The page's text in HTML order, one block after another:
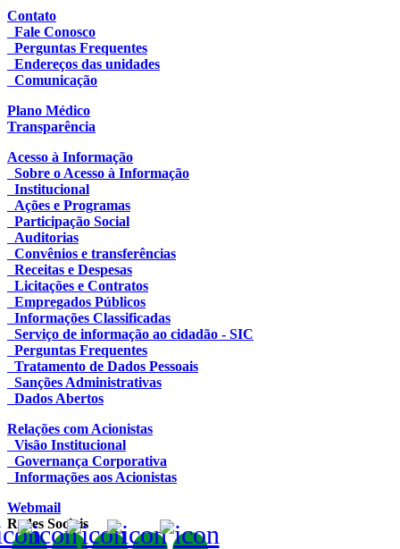
Contato
Fale Conosco
Perguntas Frequentes
Endereços das unidades
Comunicação
Plano Médico
Transparência
Acesso à Informação
Sobre o Acesso à Informação
Institucional
Ações e Programas
Participação Social
Auditorias
Convênios e transferências
Receitas e Despesas
Licitações e Contratos
Empregados Públicos
Informações Classificadas
Serviço de informação ao cidadão - SIC
Perguntas Frequentes
Tratamento de Dados Pessoais
Sanções Administrativas
Dados Abertos
Relações com Acionistas
Visão Institucional
Governança Corporativa
Informações aos Acionistas
Webmail
Redes Sociais